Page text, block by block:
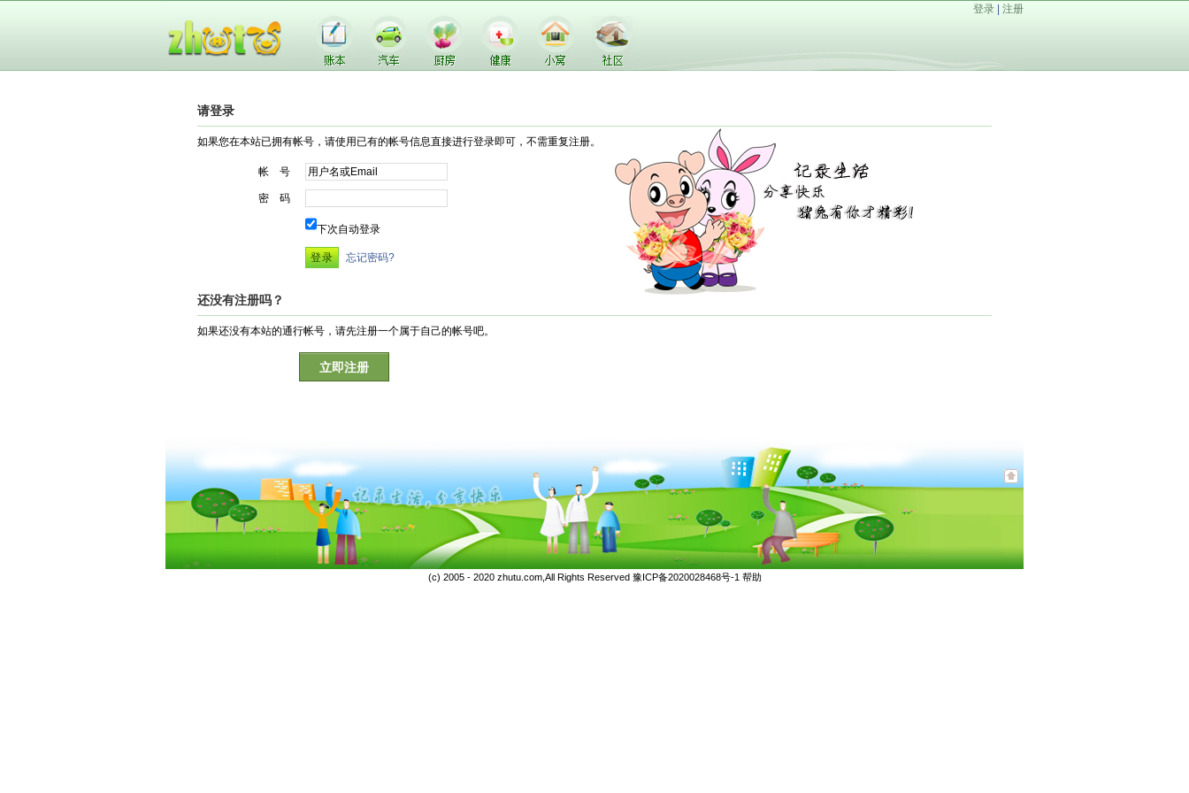
登录 注册
请登录
如果您在本站已拥有帐号，请使用已有的帐号信息直接进行登录即可，不需重复注册。
帐 号
密 码
下次自动登录
忘记密码?
还没有注册吗？
如果还没有本站的通行帐号，请先注册一个属于自己的帐号吧。
立即注册
(c) 2005 - 2020 zhutu.com,All Rights Reserved 豫ICP备2020028468号-1 帮助